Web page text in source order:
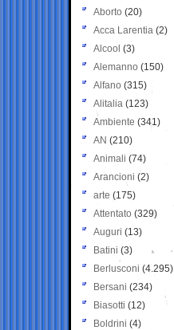
Aborto (20)
Acca Larentia (2)
Alcool (3)
Alemanno (150)
Alfano (315)
Alitalia (123)
Ambiente (341)
AN (210)
Animali (74)
Arancioni (2)
arte (175)
Attentato (329)
Auguri (13)
Batini (3)
Berlusconi (4.295)
Bersani (234)
Biasotti (12)
Boldrini (4)